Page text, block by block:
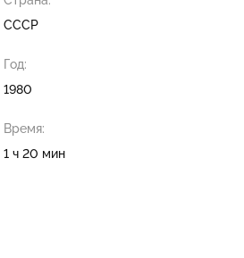
СССР
Год:
1980
Время:
1 ч 20 мин